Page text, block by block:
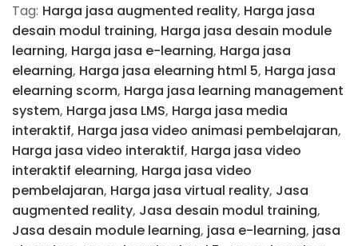
Tag: Harga jasa augmented reality, Harga jasa
desain modul training, Harga jasa desain module
learning, Harga jasa e-learning, Harga jasa
elearning, Harga jasa elearning html 5, Harga jasa
elearning scorm, Harga jasa learning management
system, Harga jasa LMS, Harga jasa media
interaktif, Harga jasa video animasi pembelajaran,
Harga jasa video interaktif, Harga jasa video
interaktif elearning, Harga jasa video
pembelajaran, Harga jasa virtual reality, Jasa
augmented reality, Jasa desain modul training,
Jasa desain module learning, jasa e-learning, jasa